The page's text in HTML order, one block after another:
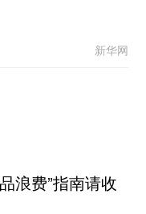
新华网
浪费”指南请收